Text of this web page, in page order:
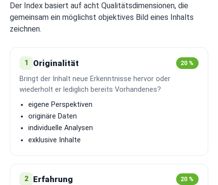
Der Index basiert auf acht Qualitätsdimensionen, die
gemeinsam ein möglichst objektives Bild eines Inhalts
zeichnen.
1 Originalität 20 %
Bringt der Inhalt neue Erkenntnisse hervor oder
wiederholt er lediglich bereits Vorhandenes?
eigene Perspektiven
originäre Daten
individuelle Analysen
exklusive Inhalte
2 Erfahrung 20 %